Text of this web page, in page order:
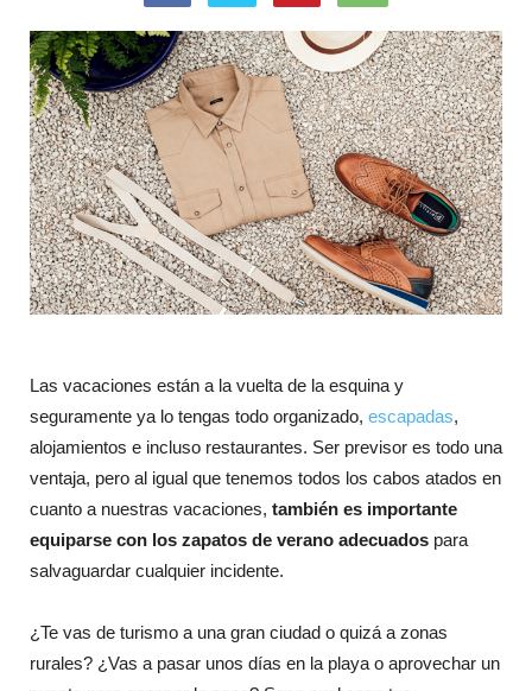
Las vacaciones están a la vuelta de la esquina y
seguramente ya lo tengas todo organizado, escapadas,
alojamientos e incluso restaurantes. Ser previsor es todo una
ventaja, pero al igual que tenemos todos los cabos atados en
cuanto a nuestras vacaciones, también es importante
equiparse con los zapatos de verano adecuados para
salvaguardar cualquier incidente.
¿Te vas de turismo a una gran ciudad o quizá a zonas
rurales? ¿Vas a pasar unos días en la playa o aprovechar un